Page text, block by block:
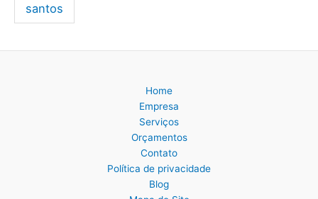
santos
Home
Empresa
Serviços
Orçamentos
Contato
Política de privacidade
Blog